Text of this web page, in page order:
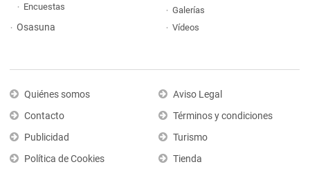
Encuestas
Osasuna
Galerías
Vídeos
Quiénes somos
Contacto
Publicidad
Política de Cookies
Aviso Legal
Términos y condiciones
Turismo
Tienda